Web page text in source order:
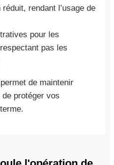
réduit, rendant l’usage de
pour les
pas les
de maintenir
de protéger vos